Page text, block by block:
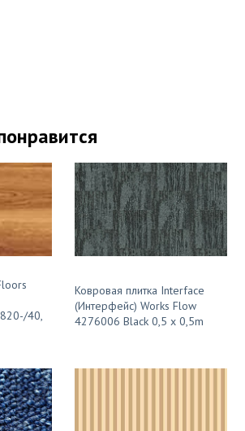
40,
Ковровая плитка Interface
(Интерфейс) Works Flow
4276006 Black 0,5 x 0,5m